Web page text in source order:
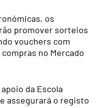
os
promover sorteios
vouchers com
no Mercado
da Escola
assegurará o registo